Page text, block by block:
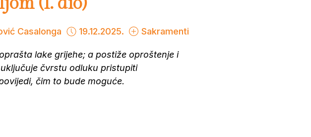
Casalonga 19.12.2025. Sakramenti
lake grijehe; a postiže oproštenje i
čvrstu odluku pristupiti
čim to bude moguće.